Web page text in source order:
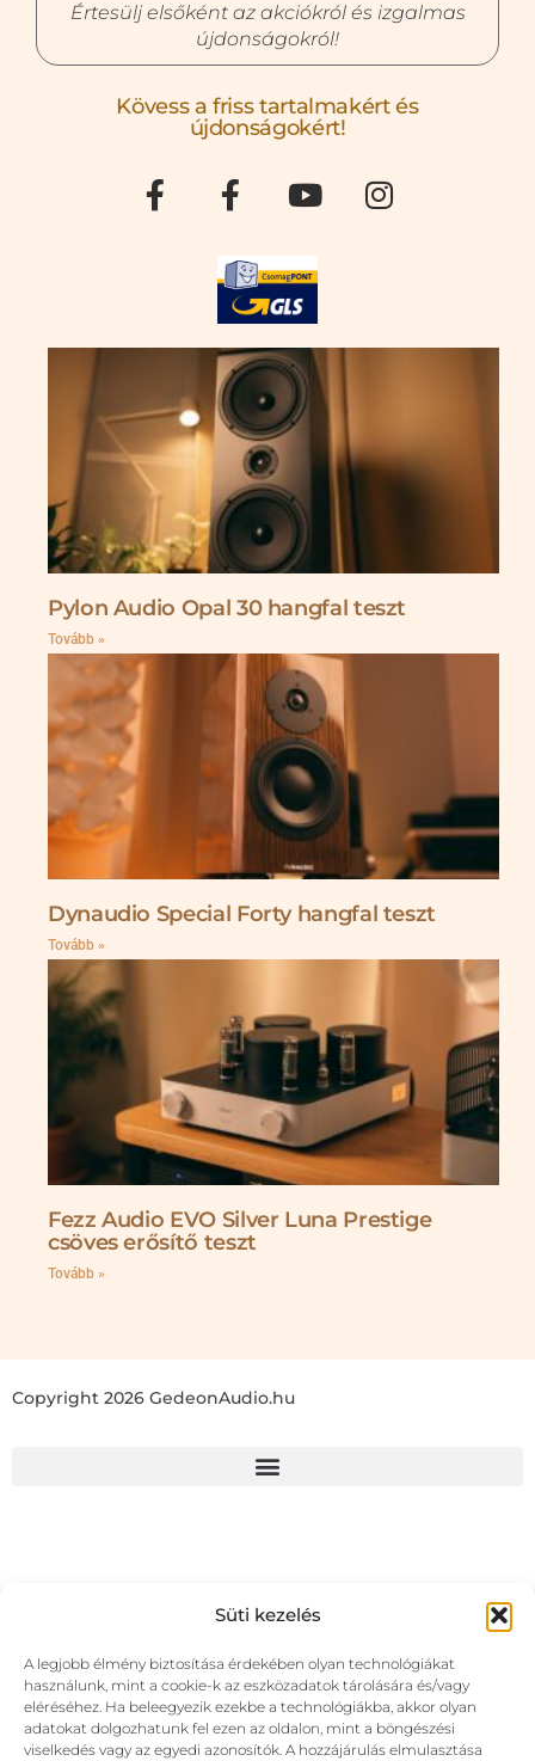
Süti kezelés
A legjobb élmény biztosítása érdekében olyan technológiákat
használunk, mint a cookie-k az eszközadatok tárolására és/vagy
eléréséhez. Ha beleegyezik ezekbe a technológiákba, akkor olyan
adatokat dolgozhatunk fel ezen az oldalon, mint a böngészési
viselkedés vagy az egyedi azonosítók. A hozzájárulás elmulasztása
Értesülj elsőként az akciókról és izgalmas
újdonságokról!
Kövess a friss tartalmakért és
újdonságokért!
Pylon Audio Opal 30 hangfal teszt
Tovább »
Dynaudio Special Forty hangfal teszt
Tovább »
Fezz Audio EVO Silver Luna Prestige
csöves erősítő teszt
Tovább »
Copyright 2026 GedeonAudio.hu